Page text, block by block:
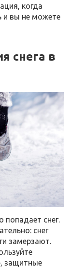
когда
и вы не можете
снега в
попадает снег.
снег
замерзают.
защитные